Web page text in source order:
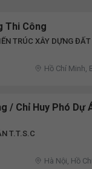
Thi Công
TRÚC XÂY DỰNG
Hồ Chí Minh,
/ Chỉ Huy Phó Dự
T.T.S.C
Hà Nội, Hồ